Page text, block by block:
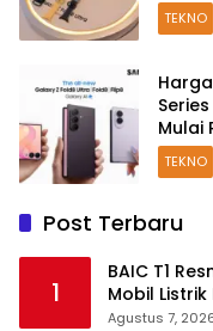
TEKNO
Mulai
TEKNO
Post Terbaru
1
BAIC T1
Mobil
Pasar EV
Agustus 7,